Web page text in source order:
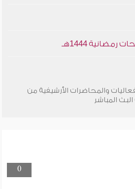
1444هـ
والمحاضرات الأرشيفية من
المباشر
0